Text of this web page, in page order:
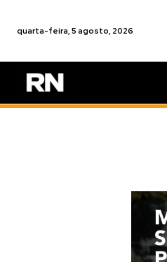
quarta-feira, 5 agosto, 2026